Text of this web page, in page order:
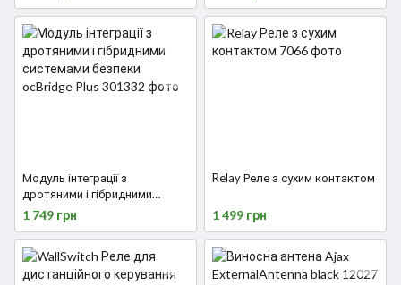
Модуль інтеграції з
дротяними і гібридними
системами безпеки ocBridge
1 749 грн
Relay Реле з сухим контактом
1 499 грн